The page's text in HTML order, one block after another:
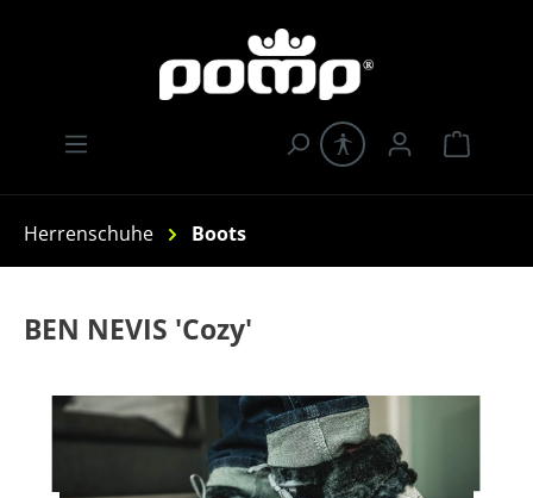
Herrenschuhe Boots
BEN NEVIS 'Cozy'
Bildergalerie überspringen